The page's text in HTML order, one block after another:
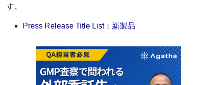
す。
Press Release Title List：新製品